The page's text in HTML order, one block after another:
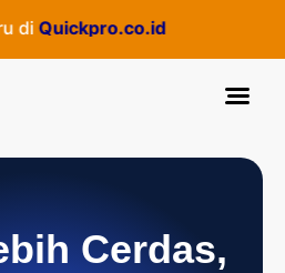
diQuickpro.co.id
Cerdas,